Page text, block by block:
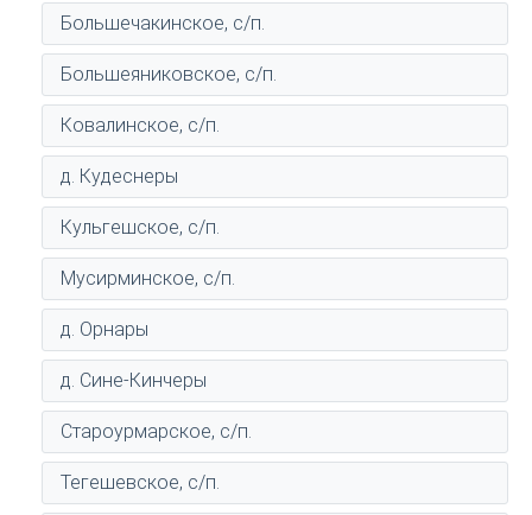
Большечакинское, с/п.
Большеяниковское, с/п.
Ковалинское, с/п.
д. Кудеснеры
Кульгешское, с/п.
Мусирминское, с/п.
д. Орнары
д. Сине-Кинчеры
Староурмарское, с/п.
Тегешевское, с/п.